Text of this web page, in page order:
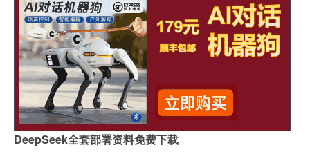
DeepSeek全套部署资料免费下载